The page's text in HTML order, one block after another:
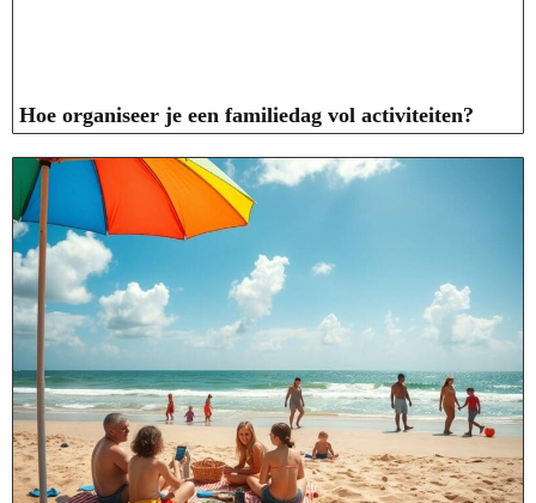
Hoe organiseer je een familiedag vol activiteiten?